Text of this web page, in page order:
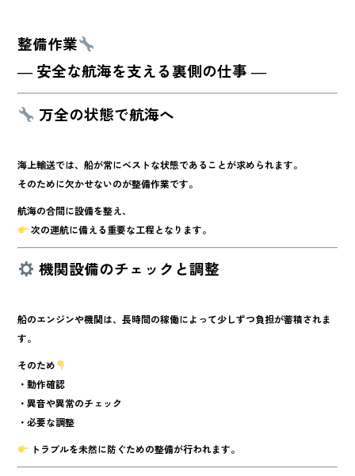
整備作業
― 安全な航海を支える裏側の仕事 ―
万全の状態で航海へ
海上輸送では、船が常にベストな状態であることが求められます。
そのために欠かせないのが整備作業です。
航海の合間に設備を整え、
次の運航に備える重要な工程となります。
機関設備のチェックと調整
船のエンジンや機関は、長時間の稼働によって少しずつ負担が蓄積されま
す。
そのため
・動作確認
・異音や異常のチェック
・必要な調整
トラブルを未然に防ぐための整備が行われます。